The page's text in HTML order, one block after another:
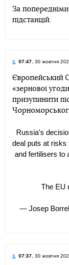
За
підстанцій.
07:47 , 30 жовтня
Європейський
«зернової
призупинити
Russia’s
deal puts at risks
and fertilisers to
The EU
— Josep
07:37 , 30 жовтня